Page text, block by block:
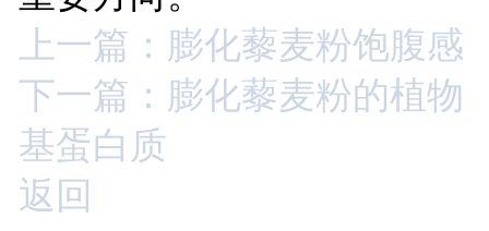
上一篇：膨化藜麦粉饱腹感
下一篇：膨化藜麦粉的植物
基蛋白质
返回